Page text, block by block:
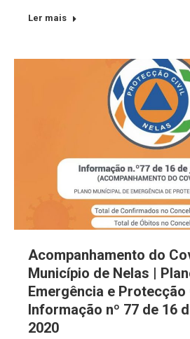
Ler mais
Acompanhamento do
Município de Nelas |
Emergência e Protecção
Informação nº 77 de 16
2020